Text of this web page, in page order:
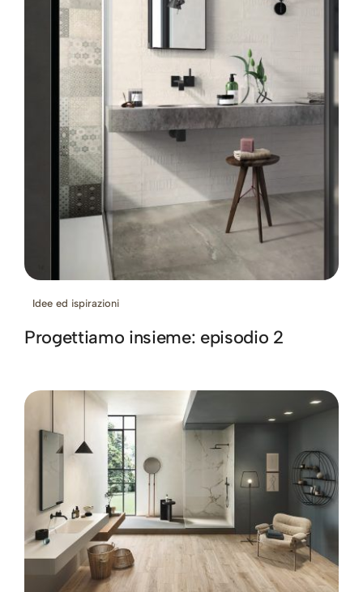
Idee ed ispirazioni
Progettiamo insieme: episodio 2